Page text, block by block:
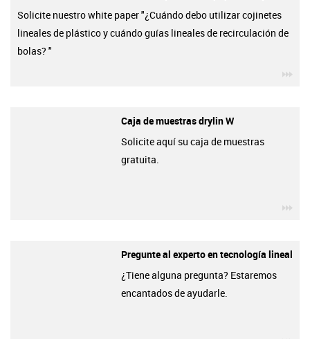
Solicite nuestro white paper "¿Cuándo debo utilizar cojinetes
lineales de plástico y cuándo guías lineales de recirculación de
bolas? "
Caja de muestras drylin W
Solicite aquí su caja de muestras
gratuita.
Pregunte al experto en tecnología lineal
¿Tiene alguna pregunta? Estaremos
encantados de ayudarle.